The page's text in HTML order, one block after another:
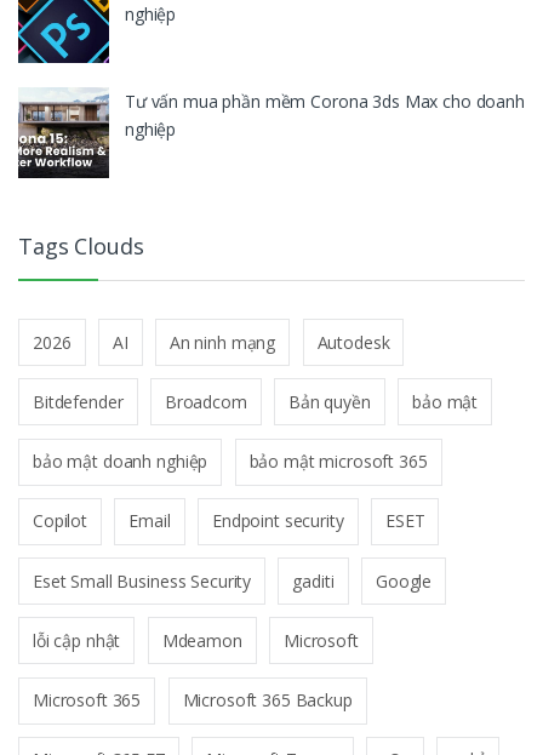
nghiệp
Tư vấn mua phần mềm Corona 3ds Max cho doanh
nghiệp
Tags Clouds
2026 AI An ninh mạng Autodesk
Bitdefender Broadcom Bản quyền bảo mật
bảo mật doanh nghiệp bảo mật microsoft 365
Copilot Email Endpoint security ESET
Eset Small Business Security gaditi Google
lỗi cập nhật Mdeamon Microsoft
Microsoft 365 Microsoft 365 Backup